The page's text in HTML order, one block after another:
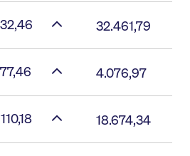
32.461,79
4.076,97
18.674,34